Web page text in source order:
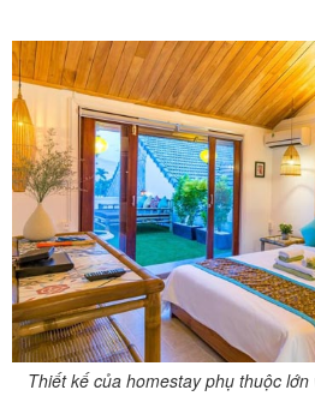
Thiết kế của homestay phụ thuộc